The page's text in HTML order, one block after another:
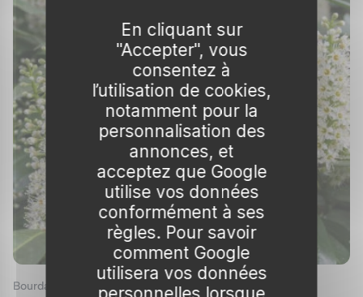
digestif.
Usage thérapeutique du rhamnus
Les usages thérapeutiques du rhamnus sont
nombreux. Déjà mentionnée, la cascara
sagrada est largement reconnue pour ses
vertus laxatives. Dans ce cadre, elle est
souvent inscrite dans les préparations
pharmacologiques destinées à combattre la
constipation.
L’écorce de rhamnus fragile, après avoir subi
une préparation spécifique pour éliminer sa
Bourdaine 'Fine line'
En cliquant sur
"Accepter", vous
consentez à
l’utilisation de cookies,
notamment pour la
personnalisation des
annonces, et
acceptez que Google
utilise vos données
conformément à ses
règles. Pour savoir
comment Google
utilisera vos données